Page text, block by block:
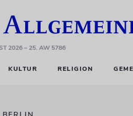
2026– 25. AW 5786
KULTUR RELIGION